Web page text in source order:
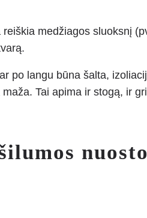
medžiagos sluoksnį
po langu būna šalta,
Tai apima ir stogą, ir